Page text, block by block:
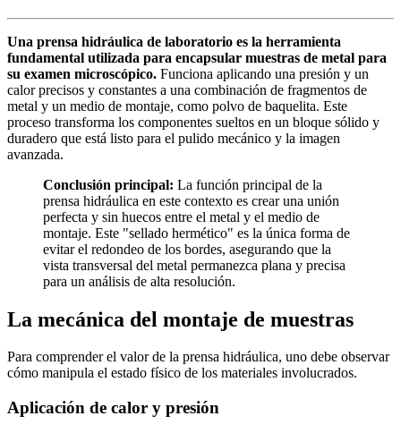
Una prensa hidráulica de laboratorio es la herramienta
fundamental utilizada para encapsular muestras de metal para
su examen microscópico. Funciona aplicando una presión y un
calor precisos y constantes a una combinación de fragmentos de
metal y un medio de montaje, como polvo de baquelita. Este
proceso transforma los componentes sueltos en un bloque sólido y
duradero que está listo para el pulido mecánico y la imagen
avanzada.
Conclusión principal: La función principal de la
prensa hidráulica en este contexto es crear una unión
perfecta y sin huecos entre el metal y el medio de
montaje. Este "sellado hermético" es la única forma de
evitar el redondeo de los bordes, asegurando que la
vista transversal del metal permanezca plana y precisa
para un análisis de alta resolución.
La mecánica del montaje de muestras
Para comprender el valor de la prensa hidráulica, uno debe observar
cómo manipula el estado físico de los materiales involucrados.
Aplicación de calor y presión